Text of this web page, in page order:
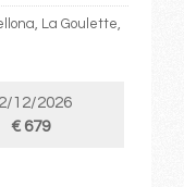
La Goulette,
12/2026
€ 679